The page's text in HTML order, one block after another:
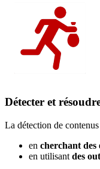
Détecter et
La détection de
en cherchant des
en utilisant des